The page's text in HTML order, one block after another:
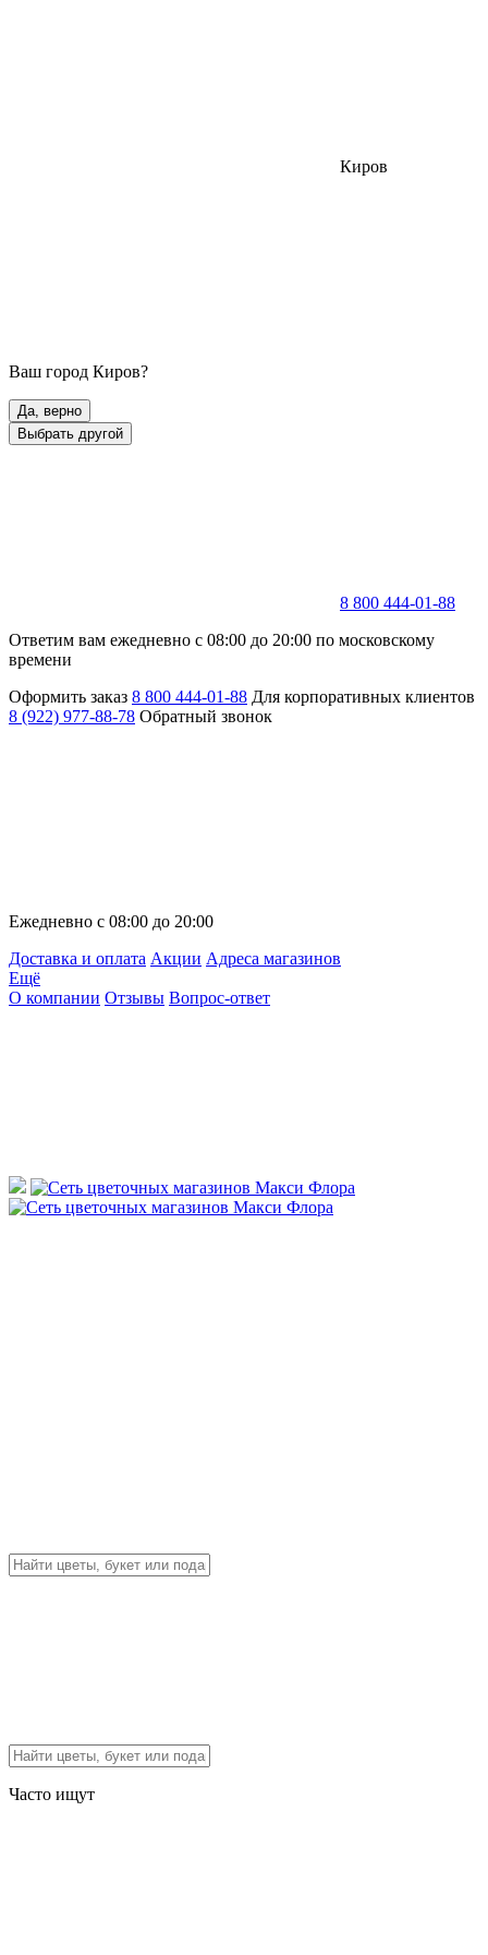
Киров
Ваш город Киров?
Да, верно
Выбрать другой
8 800 444-01-88
Ответим вам ежедневно с 08:00 до 20:00 по московскому
времени
Оформить заказ 8 800 444-01-88 Для корпоративных клиентов
8 (922) 977-88-78 Обратный звонок
Ежедневно с 08:00 до 20:00
Доставка и оплата Акции Адреса магазинов
Ещё
О компании Отзывы Вопрос-ответ
Часто ищут